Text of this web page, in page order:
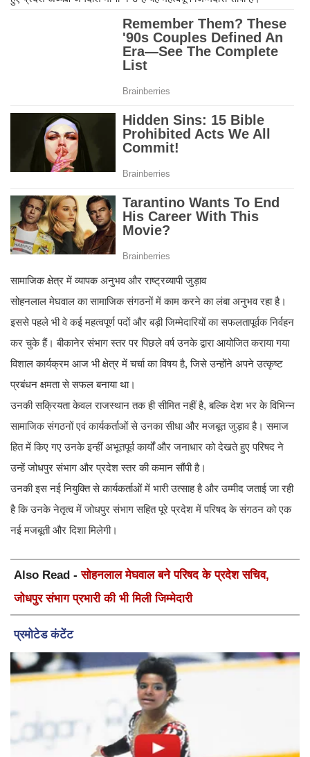
सामाजिक क्षेत्र में व्यापक अनुभव और राष्ट्रव्यापी जुड़ाव
सोहनलाल मेघवाल का सामाजिक संगठनों में काम करने का लंबा अनुभव रहा है।
इससे पहले भी वे कई महत्वपूर्ण पदों और बड़ी जिम्मेदारियों का सफलतापूर्वक निर्वहन
कर चुके हैं। बीकानेर संभाग स्तर पर पिछले वर्ष उनके द्वारा आयोजित कराया गया
विशाल कार्यक्रम आज भी क्षेत्र में चर्चा का विषय है, जिसे उन्होंने अपने उत्कृष्ट
प्रबंधन क्षमता से सफल बनाया था।
उनकी सक्रियता केवल राजस्थान तक ही सीमित नहीं है, बल्कि देश भर के विभिन्न
सामाजिक संगठनों एवं कार्यकर्ताओं से उनका सीधा और मजबूत जुड़ाव है। समाज
हित में किए गए उनके इन्हीं अभूतपूर्व कार्यों और जनाधार को देखते हुए परिषद ने
उन्हें जोधपुर संभाग और प्रदेश स्तर की कमान सौंपी है।
उनकी इस नई नियुक्ति से कार्यकर्ताओं में भारी उत्साह है और उम्मीद जताई जा रही
है कि उनके नेतृत्व में जोधपुर संभाग सहित पूरे प्रदेश में परिषद के संगठन को एक
नई मजबूती और दिशा मिलेगी।
Also Read -सोहनलाल मेघवाल बने परिषद के प्रदेश सचिव,
जोधपुर संभाग प्रभारी की भी मिली जिम्मेदारी